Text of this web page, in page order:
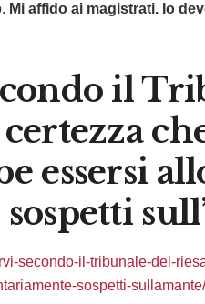
Mi affido ai magistrati. Io
il
essersi
secondo-il-tribunale-del-
sospetti-sullamante/